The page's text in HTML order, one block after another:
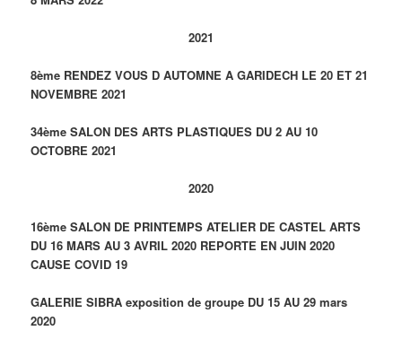
2021
8ème RENDEZ VOUS D AUTOMNE A GARIDECH LE 20 ET 21
NOVEMBRE 2021
34ème SALON DES ARTS PLASTIQUES DU 2 AU 10
OCTOBRE 2021
2020
16ème SALON DE PRINTEMPS ATELIER DE CASTEL ARTS
DU 16 MARS AU 3 AVRIL 2020 REPORTE EN JUIN 2020
CAUSE COVID 19
GALERIE SIBRA exposition de groupe DU 15 AU 29 mars
2020